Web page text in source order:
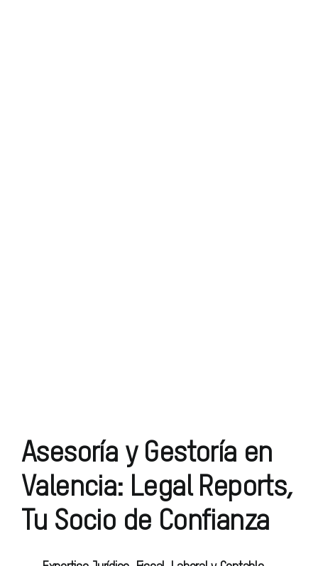
Asesoría y Gestoría en
Valencia: Legal Reports,
Tu Socio de Confianza